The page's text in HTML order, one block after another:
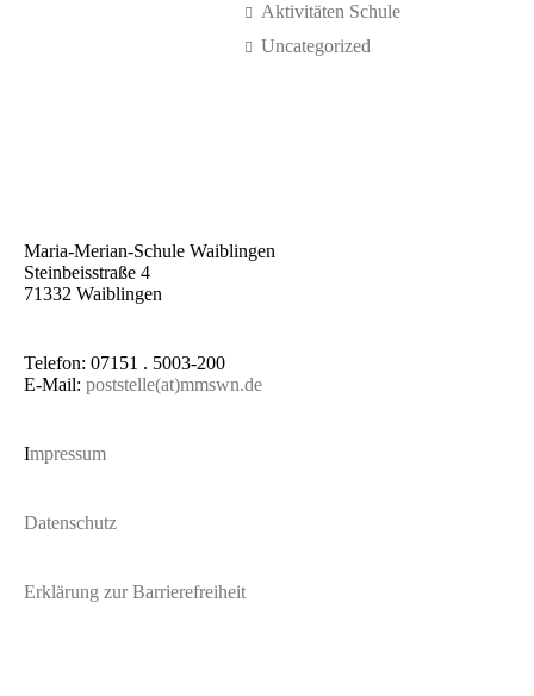
Aktivitäten Schule
Uncategorized
Maria-Merian-Schule Waiblingen
Steinbeisstraße 4
71332 Waiblingen
Telefon: 07151 . 5003-200
E-Mail: poststelle(at)mmswn.de
Impressum
Datenschutz
Erklärung zur Barrierefreiheit